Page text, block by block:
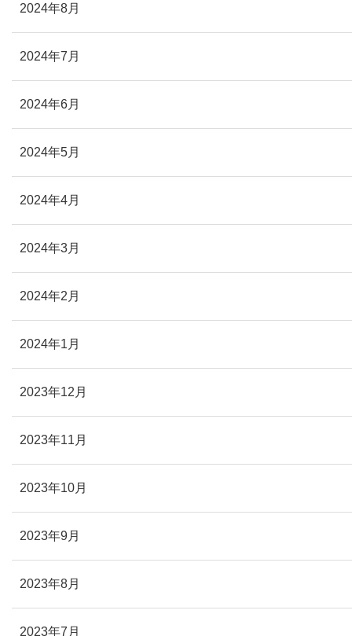
2024年8月
2024年7月
2024年6月
2024年5月
2024年4月
2024年3月
2024年2月
2024年1月
2023年12月
2023年11月
2023年10月
2023年9月
2023年8月
2023年7月